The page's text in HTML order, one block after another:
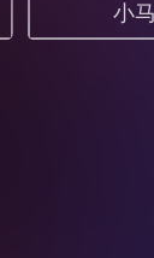
小